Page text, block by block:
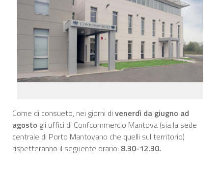
Come di consueto, nei giorni di venerdì da giugno ad
agosto gli uffici di Confcommercio Mantova (sia la sede
centrale di Porto Mantovano che quelli sul territorio)
rispetteranno il seguente orario: 8.30-12.30.